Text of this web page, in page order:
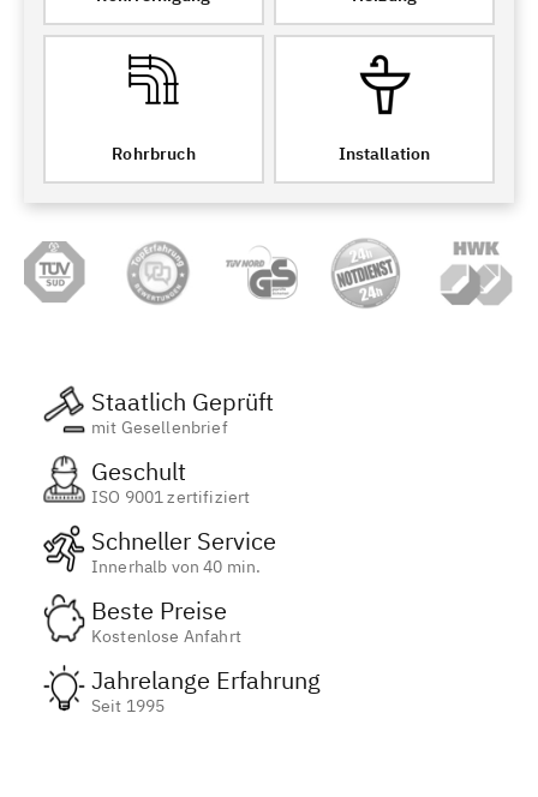
Rohrbruch Installation
Staatlich Geprüft
mit Gesellenbrief
Geschult
ISO 9001 zertifiziert
Schneller Service
Innerhalb von 40 min.
Beste Preise
Kostenlose Anfahrt
Jahrelange Erfahrung
Seit 1995